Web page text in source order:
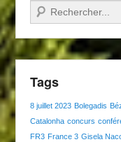
Recherche
Tags
8 juillet 2023 Bolegadis
Catalonha concurs
FR3 France 3 Gisela